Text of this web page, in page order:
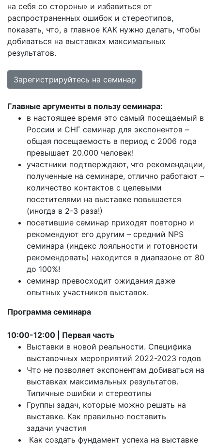
на себя со стороны» и избавиться от
распространенных ошибок и стереотипов,
показать, что, а главное КАК нужно делать, чтобы
добиваться на выставках максимальных
результатов.
Зарегистрируйтесь на семинар
Главные аргументы в пользу семинара:
в настоящее время это самый посещаемый в
России и СНГ семинар для экспонентов –
общая посещаемость в период с 2006 года
превышает 20.000 человек!
участники подтверждают, что рекомендации,
полученные на семинаре, отлично работают –
количество контактов с целевыми
посетителями на выставке повышается
(иногда в 2-3 раза!)
посетившие семинар приходят повторно и
рекомендуют его другим – средний NPS
семинара (индекс лояльности и готовности
рекомендовать) находится в диапазоне от 80
до 100%!
семинар превосходит ожидания даже
опытных участников выставок.
Программа семинара
10:00-12:00 | Первая часть
Выставки в новой реальности. Специфика
выставочных мероприятий 2022-2023 годов
Что не позволяет экспонентам добиваться на
выставках максимальных результатов.
Типичные ошибки и стереотипы
Группы задач, которые можно решать на
выставке. Как правильно поставить
задачи участия
Как создать фундамент успеха на выставке